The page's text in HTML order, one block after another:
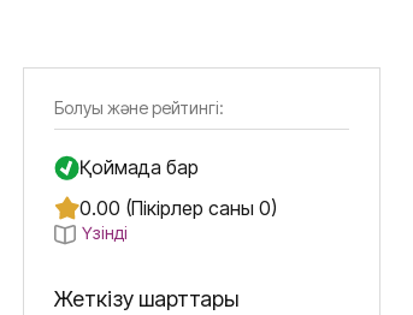
Болуы және рейтингі:
Қоймада бар
0.00 (Пікірлер саны 0)
Үзінді
Жеткізу шарттары